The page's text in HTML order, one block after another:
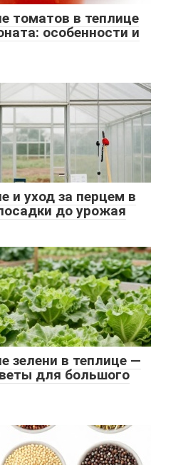
томатов в теплице
особенности и
и уход за перцем в
до урожая
зелени в теплице —
для большого